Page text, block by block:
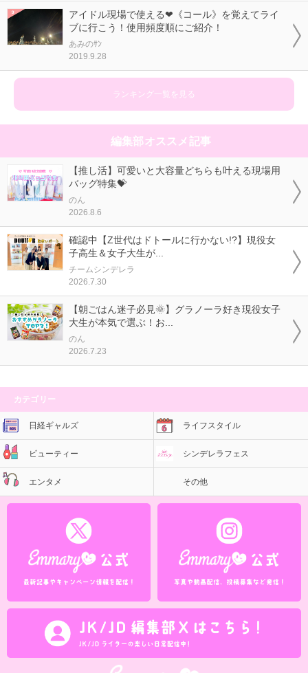
アイドル現場で使える❤《コール》を覚えてライ
ブに行こう！使用頻度順にご紹介！
あみのｻﾝ
2019.9.28
ランキング一覧を見る
編集部オススメ記事
【推し活】可愛いと大容量どちらも叶える現場用
バッグ特集💝
のん
2026.8.6
確認中【Z世代はドトールに行かない!?】現役女
子高生＆女子大生が...
チームシンデレラ
2026.7.30
【朝ごはん迷子必見🌞】グラノーラ好き現役女子
大生が本気で選ぶ！お...
のん
2026.7.23
カテゴリー
日経ギャルズ ライフスタイル
ビューティー シンデレラフェス
エンタメ その他